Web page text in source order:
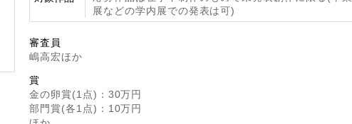
展などの学内展での発表は可)
審査員
嶋高宏ほか
賞
金の卵賞(1点)：30万円
部門賞(各1点)：10万円